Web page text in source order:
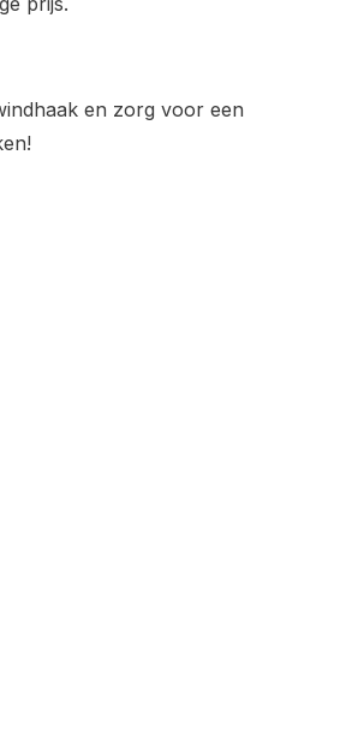
en zorg voor een